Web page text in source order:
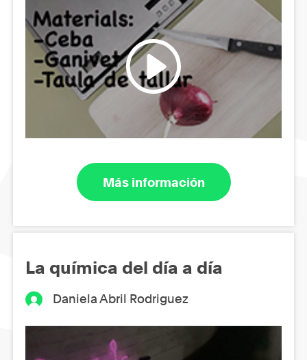
Más información
La química del día a día
Daniela Abril Rodriguez